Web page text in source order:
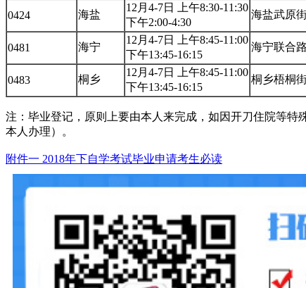
0424 海盐
12月4-7日 上午8:30-11:30
下午2:00-4:30
海盐武原
0481 海宁
12月4-7日 上午8:45-11:00
下午13:45-16:15
海宁联合
0483 桐乡
12月4-7日 上午8:45-11:00
下午13:45-16:15
桐乡梧桐
注：毕业登记，原则上要由本人来完成，如因开刀住院等
本人办理）。
附件一 2018年下自学考试毕业申请考生必读